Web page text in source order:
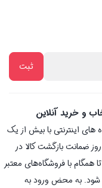
و خرید آنلاین
اینترنتی با بیش از یک
دهه تجربه، با پایبندی به اصل مشتری مداری ، 3 روز ضمانت بازگشت کالا در
با فروشگاه‌های معتبر
شود. به محض ورود به